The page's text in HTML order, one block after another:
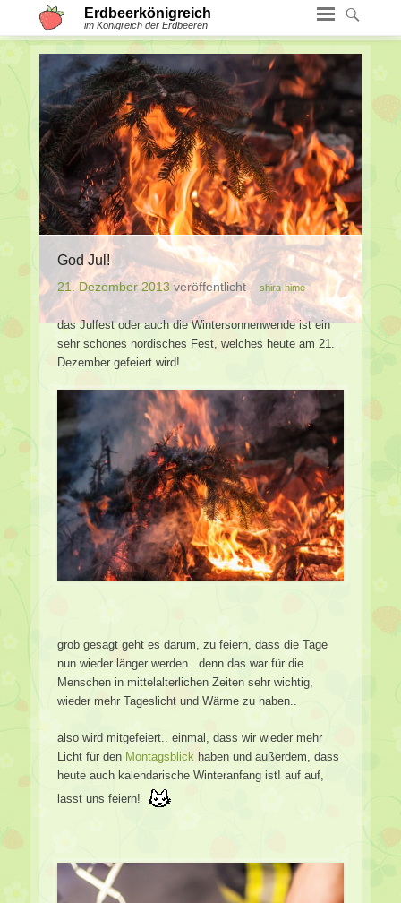
Erdbeerkönigreich
im Königreich der Erdbeeren
God Jul!
21. Dezember 2013 veröffentlicht shira-hime
das Julfest oder auch die Wintersonnenwende ist ein
sehr schönes nordisches Fest, welches heute am 21.
Dezember gefeiert wird!
grob gesagt geht es darum, zu feiern, dass die Tage
nun wieder länger werden.. denn das war für die
Menschen in mittelalterlichen Zeiten sehr wichtig,
wieder mehr Tageslicht und Wärme zu haben..
also wird mitgefeiert.. einmal, dass wir wieder mehr
Licht für den Montagsblick haben und außerdem, dass
heute auch kalendarische Winteranfang ist! auf auf,
lasst uns feiern!